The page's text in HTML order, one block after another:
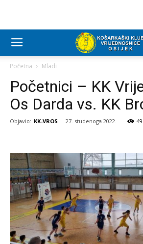
Početna Mladi
Početnici – KK
Os Darda vs. KK
Objavio: KK-VROS - 27. studenoga 2022.